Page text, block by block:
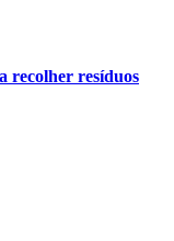
recolher resíduos